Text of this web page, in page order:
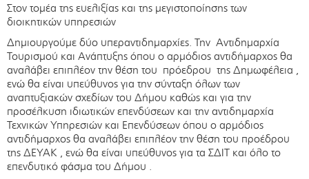
Στον τομέα της ευελιξίας και της μεγιστοποίησης των
διοικητικών υπηρεσιών
Δημιουργούμε δύο υπεραντιδημαρχίες. Την Αντιδημαρχία
Τουρισμού και Ανάπτυξης όπου ο αρμόδιος αντιδήμαρχος θα
αναλάβει επιπλέον την θέση του πρόεδρου της Δημωφέλεια ,
ενώ θα είναι υπεύθυνος για την σύνταξη όλων των
αναπτυξιακών σχεδίων του Δήμου καθώς και για την
προσέλκυση ιδιωτικών επενδύσεων και την αντιδημαρχία
Τεχνικών Υπηρεσιών και Επενδύσεων όπου ο αρμόδιος
αντιδήμαρχος θα αναλάβει επιπλέον την θέση του προέδρου
της ΔΕΥΑΚ , ενώ θα είναι υπεύθυνος για τα ΣΔΙΤ και όλο το
επενδυτικό φάσμα του Δήμου .